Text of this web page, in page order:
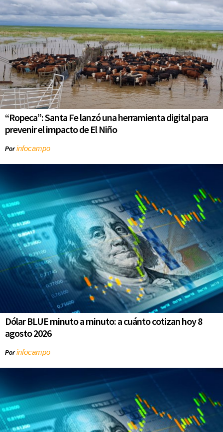
“Ropeca”: Santa Fe lanzó una herramienta digital para
prevenir el impacto de El Niño
Porinfocampo
Dólar BLUE minuto a minuto: a cuánto cotizan hoy 8
agosto 2026
Porinfocampo